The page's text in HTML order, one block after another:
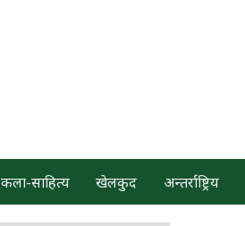
कला-साहित्य खेलकुद अन्तर्राष्ट्रिय